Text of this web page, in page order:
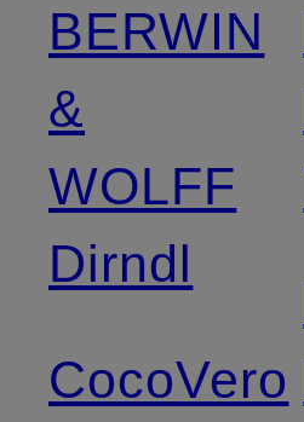
BERWIN
&
WOLFF
Dirndl
CocoVero